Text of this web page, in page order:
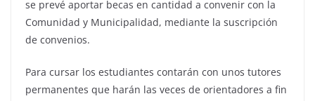
se prevé aportar becas en cantidad a convenir con la
Comunidad y Municipalidad, mediante la suscripción
de convenios.
Para cursar los estudiantes contarán con unos tutores
permanentes que harán las veces de orientadores a fin